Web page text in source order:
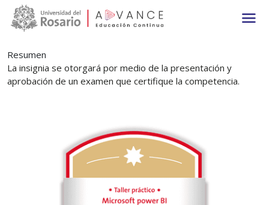
Main navigation
Resumen
La insignia se otorgará por medio de la presentación y
aprobación de un examen que certifique la competencia.